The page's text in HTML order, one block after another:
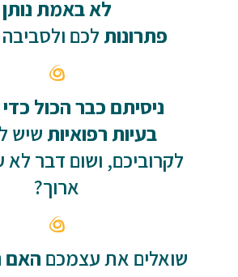
לא באמת נותן
פתרונותלכם
ניסיתם כבר הכול
בעיות רפואיותשיש
לקרוביכם, ושום דבר לא
ארוך?
שואלים את עצמכם האם